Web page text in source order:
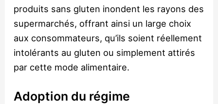
produits sans gluten inondent les rayons des
supermarchés, offrant ainsi un large choix
aux consommateurs, qu’ils soient réellement
intolérants au gluten ou simplement attirés
par cette mode alimentaire.
Adoption du régime